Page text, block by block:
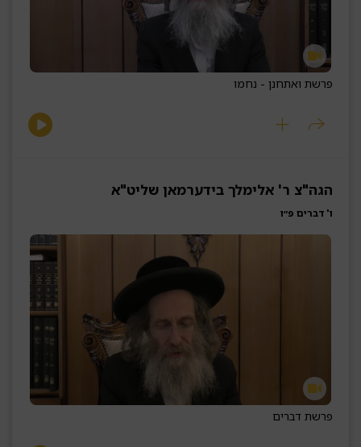
פרשת ואתחנן - נחמו
הגה"צ ר' אלימלך בידערמאן שליט"א
ו' דברים פ״ו
פרשת דברים